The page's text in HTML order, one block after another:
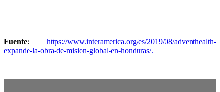
Fuente: https://www.interamerica.org/es/2019/08/adventhealth-
expande-la-obra-de-mision-global-en-honduras/.